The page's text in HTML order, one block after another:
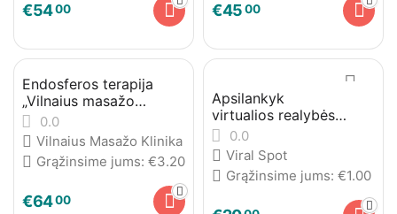
€5400 €4500
Endosferos terapija
„Vilnaius masažo
klinika“
0.0
Vilnaius Masažo Klinika
Grąžinsime jums: €3.20
€6400
Apsilankyk
virtualios realybės
pasaulyje
0.0
Viral Spot
Grąžinsime jums: €1.00